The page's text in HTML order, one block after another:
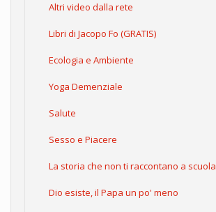
Altri video dalla rete
Libri di Jacopo Fo (GRATIS)
Ecologia e Ambiente
Yoga Demenziale
Salute
Sesso e Piacere
La storia che non ti raccontano a scuola
Dio esiste, il Papa un po' meno